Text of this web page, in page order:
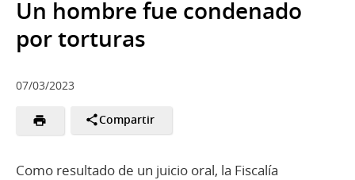
Un hombre fue condenado
por torturas
07/03/2023
Compartir
Como resultado de un juicio oral, la Fiscalía